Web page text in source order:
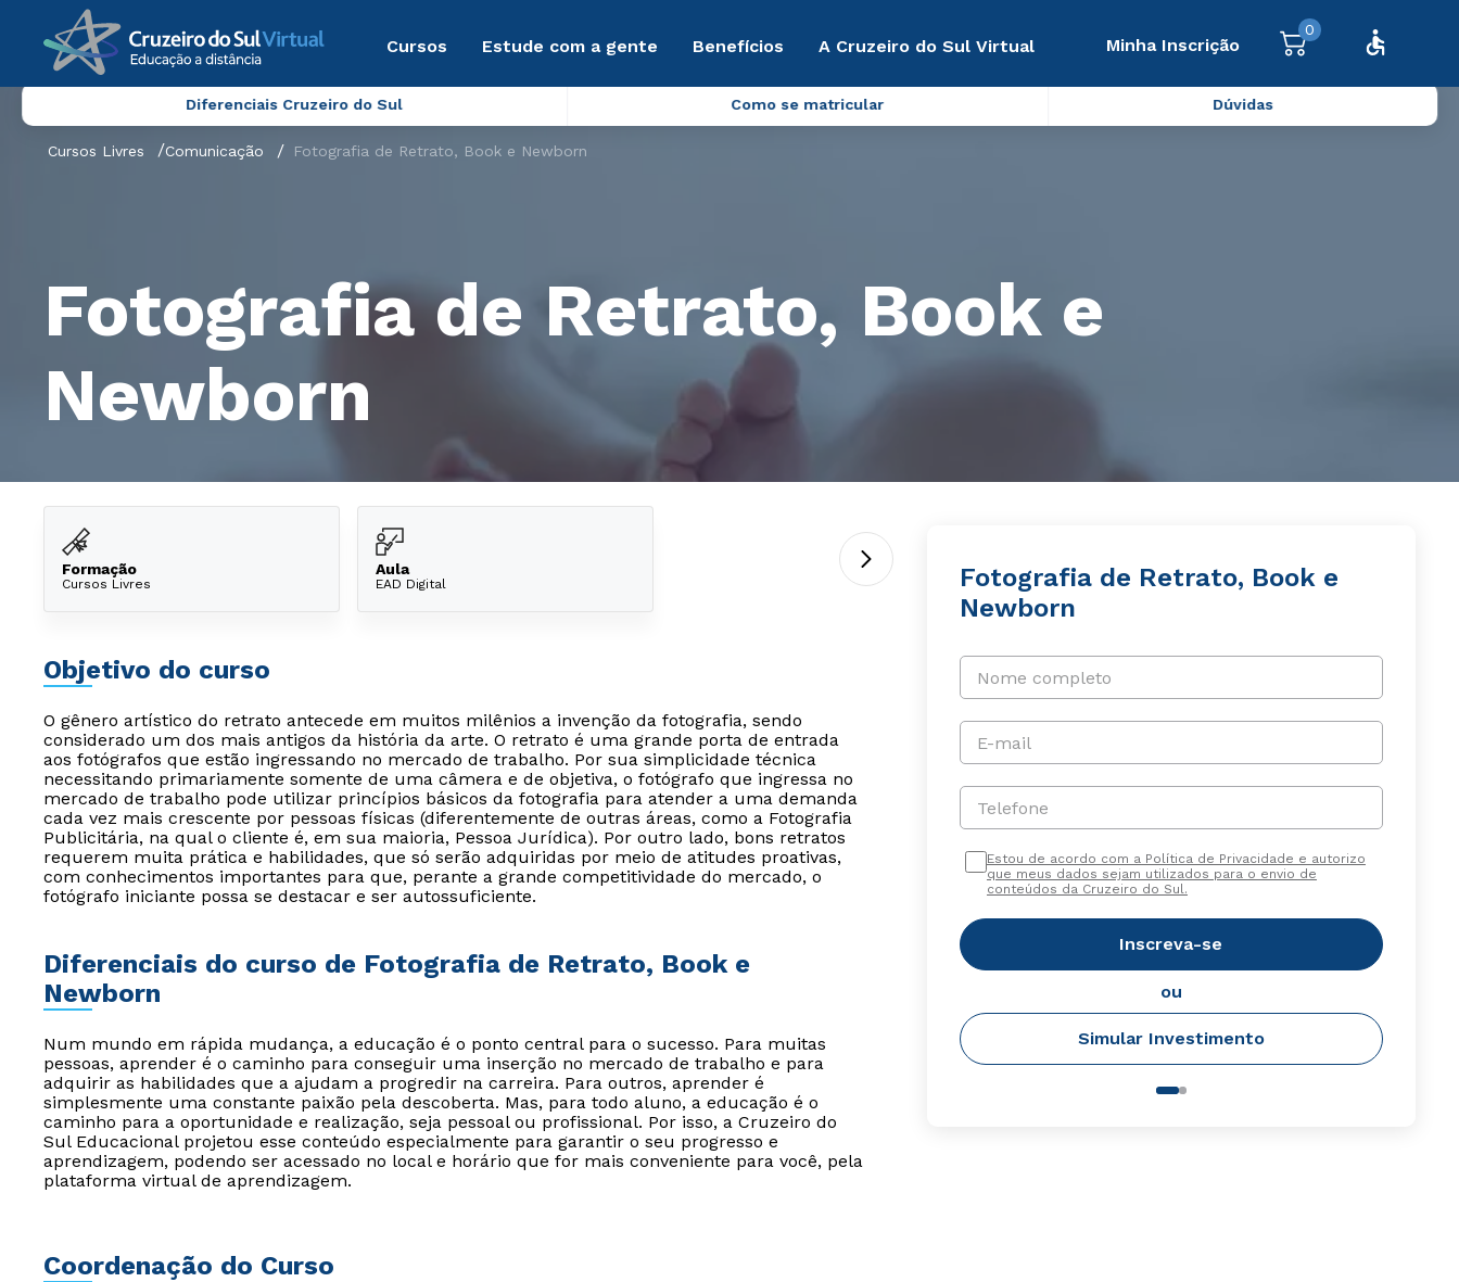
Cursos Estude com a gente Benefícios A Cruzeiro do Sul Virtual Minha Inscrição
0
Diferenciais Cruzeiro do Sul Como se matricular Dúvidas
Cursos Livres Comunicação Fotografia de Retrato, Book e Newborn
Fotografia de Retrato, Book e
Newborn
Formação
Cursos Livres
Aula
EAD Digital
Objetivo do curso
O gênero artístico do retrato antecede em muitos milênios a invenção da fotografia, sendo
considerado um dos mais antigos da história da arte. O retrato é uma grande porta de entrada
aos fotógrafos que estão ingressando no mercado de trabalho. Por sua simplicidade técnica
necessitando primariamente somente de uma câmera e de objetiva, o fotógrafo que ingressa no
mercado de trabalho pode utilizar princípios básicos da fotografia para atender a uma demanda
cada vez mais crescente por pessoas físicas (diferentemente de outras áreas, como a Fotografia
Publicitária, na qual o cliente é, em sua maioria, Pessoa Jurídica). Por outro lado, bons retratos
requerem muita prática e habilidades, que só serão adquiridas por meio de atitudes proativas,
com conhecimentos importantes para que, perante a grande competitividade do mercado, o
fotógrafo iniciante possa se destacar e ser autossuficiente.
Diferenciais do curso de Fotografia de Retrato, Book e
Newborn
Num mundo em rápida mudança, a educação é o ponto central para o sucesso. Para muitas
pessoas, aprender é o caminho para conseguir uma inserção no mercado de trabalho e para
adquirir as habilidades que a ajudam a progredir na carreira. Para outros, aprender é
simplesmente uma constante paixão pela descoberta. Mas, para todo aluno, a educação é o
caminho para a oportunidade e realização, seja pessoal ou profissional. Por isso, a Cruzeiro do
Sul Educacional projetou esse conteúdo especialmente para garantir o seu progresso e
aprendizagem, podendo ser acessado no local e horário que for mais conveniente para você, pela
plataforma virtual de aprendizagem.
Coordenação do Curso
Fotografia de Retrato, Book e
Newborn
Nome completo
E-mail
Telefone
Estou de acordo com a Política de Privacidade e autorizo
que meus dados sejam utilizados para o envio de
conteúdos da Cruzeiro do Sul.
Inscreva-se
ou
Simular Investimento